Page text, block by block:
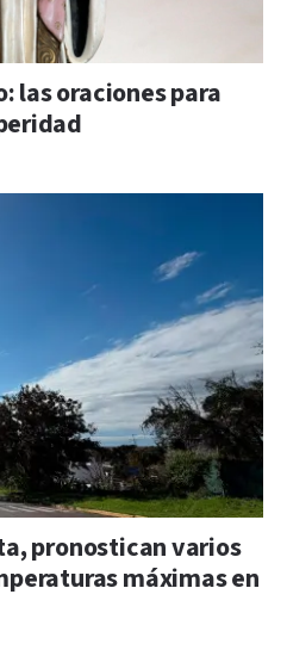
las oraciones para
pronostican varios
máximas en